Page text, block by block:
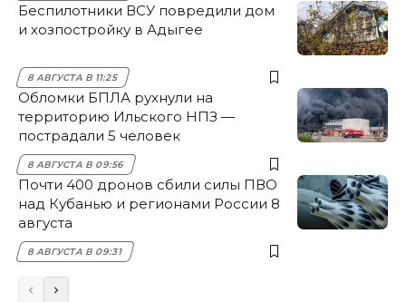
Беспилотники ВСУ повредили дом
и хозпостройку в Адыгее
8 АВГУСТА В 11:25
Обломки БПЛА рухнули на
территорию Ильского НПЗ —
пострадали 5 человек
8 АВГУСТА В 09:56
Почти 400 дронов сбили силы ПВО
над Кубанью и регионами России 8
августа
8 АВГУСТА В 09:31